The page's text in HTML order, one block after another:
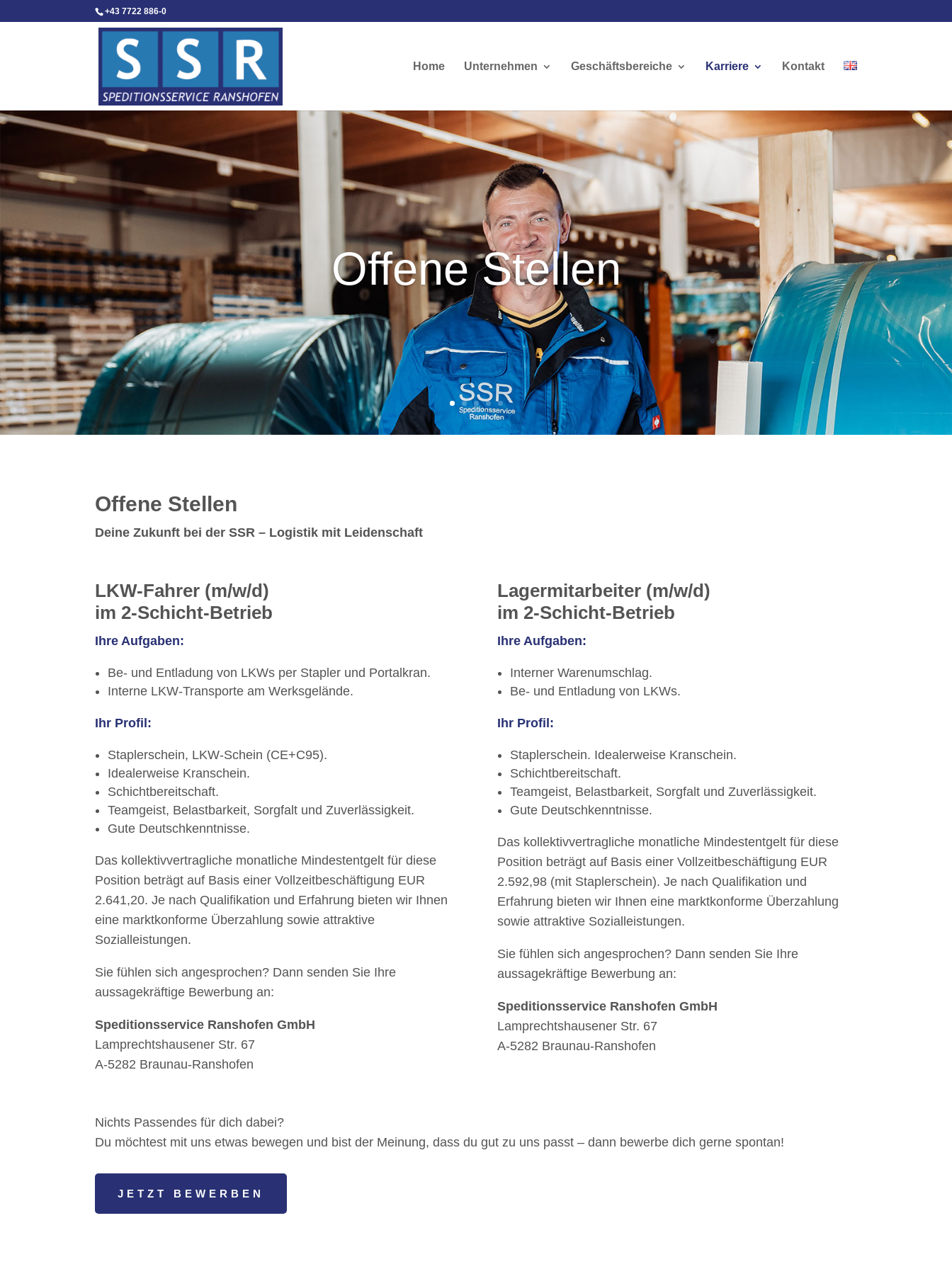
+43 7722 886-0
Home Unternehmen Geschäftsbereiche Karriere Kontakt
Offene Stellen
Offene Stellen
Deine Zukunft bei der SSR – Logistik mit Leidenschaft
LKW-Fahrer (m/w/d)
im 2-Schicht-Betrieb
Ihre Aufgaben:
Be- und Entladung von LKWs per Stapler und Portalkran.
Interne LKW-Transporte am Werksgelände.
Ihr Profil:
Staplerschein, LKW-Schein (CE+C95).
Idealerweise Kranschein.
Schichtbereitschaft.
Teamgeist, Belastbarkeit, Sorgfalt und Zuverlässigkeit.
Gute Deutschkenntnisse.
Das kollektivvertragliche monatliche Mindestentgelt für diese
Position beträgt auf Basis einer Vollzeitbeschäftigung EUR
2.641,20. Je nach Qualifikation und Erfahrung bieten wir Ihnen
eine marktkonforme Überzahlung sowie attraktive
Sozialleistungen.
Sie fühlen sich angesprochen? Dann senden Sie Ihre
aussagekräftige Bewerbung an:
Speditionsservice Ranshofen GmbH
Lamprechtshausener Str. 67
A-5282 Braunau-Ranshofen
Lagermitarbeiter (m/w/d)
im 2-Schicht-Betrieb
Ihre Aufgaben:
Interner Warenumschlag.
Be- und Entladung von LKWs.
Ihr Profil:
Staplerschein. Idealerweise Kranschein.
Schichtbereitschaft.
Teamgeist, Belastbarkeit, Sorgfalt und Zuverlässigkeit.
Gute Deutschkenntnisse.
Das kollektivvertragliche monatliche Mindestentgelt für diese
Position beträgt auf Basis einer Vollzeitbeschäftigung EUR
2.592,98 (mit Staplerschein). Je nach Qualifikation und
Erfahrung bieten wir Ihnen eine marktkonforme Überzahlung
sowie attraktive Sozialleistungen.
Sie fühlen sich angesprochen? Dann senden Sie Ihre
aussagekräftige Bewerbung an:
Speditionsservice Ranshofen GmbH
Lamprechtshausener Str. 67
A-5282 Braunau-Ranshofen
Nichts Passendes für dich dabei?
Du möchtest mit uns etwas bewegen und bist der Meinung, dass du gut zu uns passt – dann bewerbe dich gerne spontan!
JETZT BEWERBEN